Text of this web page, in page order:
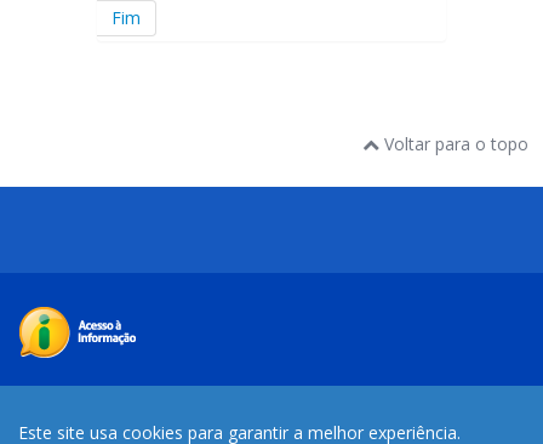
Este site usa cookies para garantir a melhor experiência.
Fim
Voltar para o topo
Desenvolvido com o CMS de código aberto Joomla